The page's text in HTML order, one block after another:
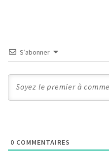
S’abonner
0 COMMENTAIRES